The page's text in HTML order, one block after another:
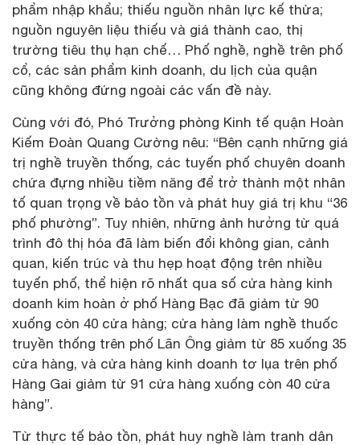
phẩm nhập khẩu; thiếu nguồn nhân lực kế thừa;
nguồn nguyên liệu thiếu và giá thành cao, thị
trường tiêu thụ hạn chế… Phố nghề, nghề trên phố
cổ, các sản phẩm kinh doanh, du lịch của quận
cũng không đứng ngoài các vấn đề này.
Cùng với đó, Phó Trưởng phòng Kinh tế quận Hoàn
Kiếm Đoàn Quang Cường nêu: “Bên cạnh những giá
trị nghề truyền thống, các tuyến phố chuyên doanh
chứa đựng nhiều tiềm năng để trở thành một nhân
tố quan trọng về bảo tồn và phát huy giá trị khu “36
phố phường”. Tuy nhiên, những ảnh hưởng từ quá
trình đô thị hóa đã làm biến đổi không gian, cảnh
quan, kiến trúc và thu hẹp hoạt động trên nhiều
tuyến phố, thể hiện rõ nhất qua số cửa hàng kinh
doanh kim hoàn ở phố Hàng Bạc đã giảm từ 90
xuống còn 40 cửa hàng; cửa hàng làm nghề thuốc
truyền thống trên phố Lãn Ông giảm từ 85 xuống 35
cửa hàng, và cửa hàng kinh doanh tơ lụa trên phố
Hàng Gai giảm từ 91 cửa hàng xuống còn 40 cửa
hàng”.
Từ thực tế bảo tồn, phát huy nghề làm tranh dân